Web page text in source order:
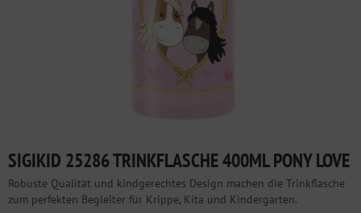
SIGIKID 25286 TRINKFLASCHE 400ML PONY LOVE
Robuste Qualität und kindgerechtes Design machen die Trinkflasche
zum perfekten Begleiter für Krippe, Kita und Kindergarten.